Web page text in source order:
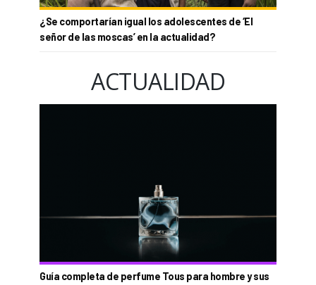
¿Se comportarían igual los adolescentes de ‘El
señor de las moscas’ en la actualidad?
ACTUALIDAD
Guía completa de perfume Tous para hombre y sus